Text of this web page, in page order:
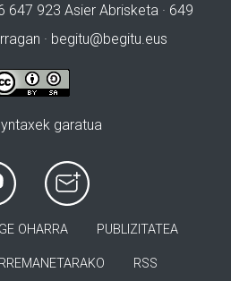
647 923 Asier Abrisketa · 649
· begitu@begitu.eus
garatua
OHARRA PUBLIZITATEA
RSS